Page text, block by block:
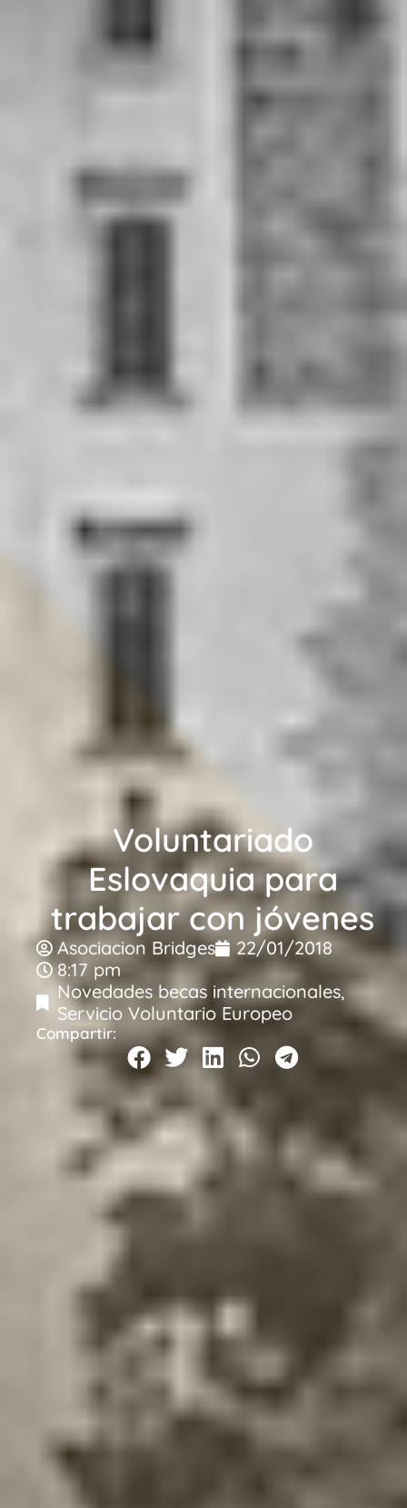
Voluntariado
Eslovaquia para
trabajar con jóvenes
Asociacion Bridges
22/01/2018
8:17 pm
Novedades becas internacionales,
Servicio Voluntario Europeo
Compartir: